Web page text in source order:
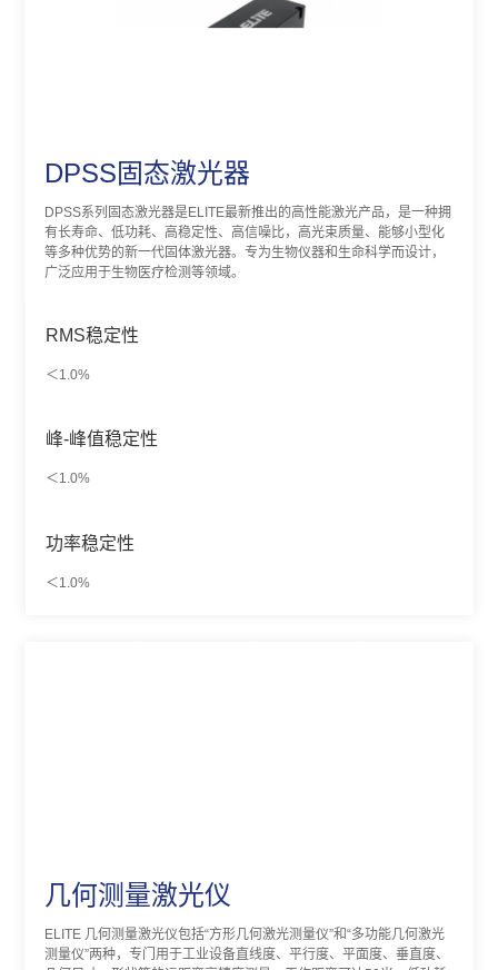
DPSS固态激光器
DPSS系列固态激光器是ELITE最新推出的高性能激光产品，是一种拥
有长寿命、低功耗、高稳定性、高信噪比，高光束质量、能够小型化
等多种优势的新一代固体激光器。专为生物仪器和生命科学而设计，
广泛应用于生物医疗检测等领域。
RMS稳定性
＜1.0%
峰-峰值稳定性
＜1.0%
功率稳定性
＜1.0%
几何测量激光仪
ELITE 几何测量激光仪包括“方形几何激光测量仪”和“多功能几何激光
测量仪”两种，专门用于工业设备直线度、平行度、平面度、垂直度、